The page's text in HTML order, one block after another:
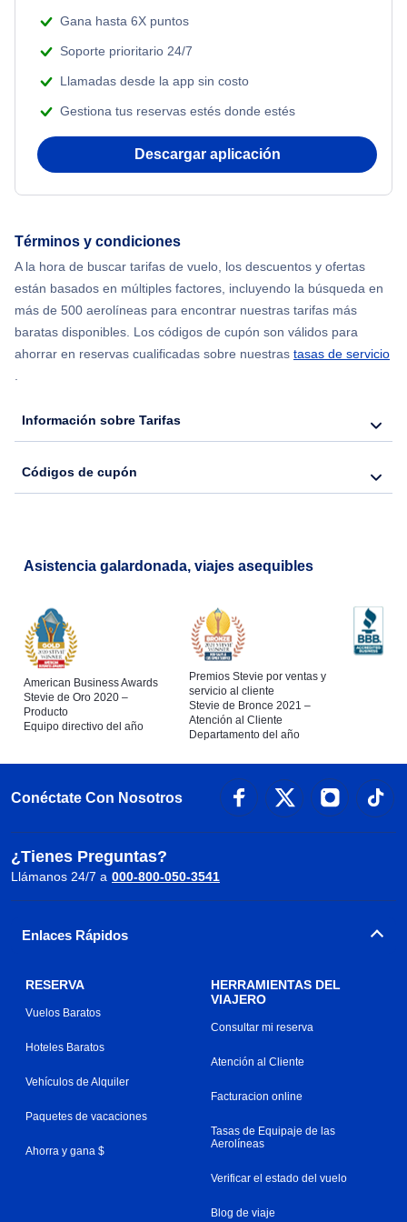
Gana hasta 6X puntos
Soporte prioritario 24/7
Llamadas desde la app sin costo
Gestiona tus reservas estés donde estés
Descargar aplicación
Términos y condiciones
A la hora de buscar tarifas de vuelo, los descuentos y ofertas
están basados en múltiples factores, incluyendo la búsqueda en
más de 500 aerolíneas para encontrar nuestras tarifas más
baratas disponibles. Los códigos de cupón son válidos para
ahorrar en reservas cualificadas sobre nuestras tasas de servicio
.
Información sobre Tarifas
Códigos de cupón
Asistencia galardonada, viajes asequibles
American Business Awards
Stevie de Oro 2020 –
Producto
Equipo directivo del año
Premios Stevie por ventas y
servicio al cliente
Stevie de Bronce 2021 –
Atención al Cliente
Departamento del año
Conéctate Con Nosotros
¿Tienes Preguntas?
Llámanos 24/7 a 000-800-050-3541
Enlaces Rápidos
RESERVA
Vuelos Baratos
Hoteles Baratos
Vehículos de Alquiler
Paquetes de vacaciones
Ahorra y gana $
HERRAMIENTAS DEL
VIAJERO
Consultar mi reserva
Atención al Cliente
Facturacion online
Tasas de Equipaje de las
Aerolíneas
Verificar el estado del vuelo
Blog de viaje